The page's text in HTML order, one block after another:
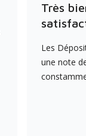
Très
Les
une note